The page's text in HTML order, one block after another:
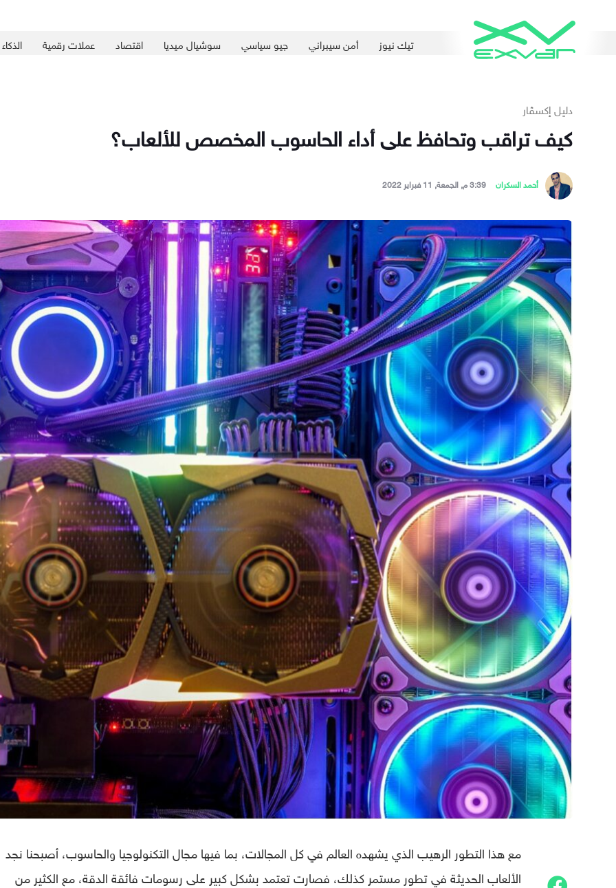
تيك نيوز أمن سيبراني جيو سياسي سوشيال ميديا اقتصاد عملات رقمية
دليل إكسڤار
كيف تراقب وتحافظ على أداء الحاسوب المخصص للألعاب؟
أحمد السكران 3:39 م, الجمعة, 11 فبراير 2022
مع هذا التطور الرهيب الذي يشهده العالم في كل المجالات، بما فيها مجال التكنولوجيا والحاسوب، أصبحنا نجد
الألعاب الحديثة في تطور مستمر كذلك، فصارت تعتمد بشكل كبير على رسومات فائقة الدقة، مع الكثير من